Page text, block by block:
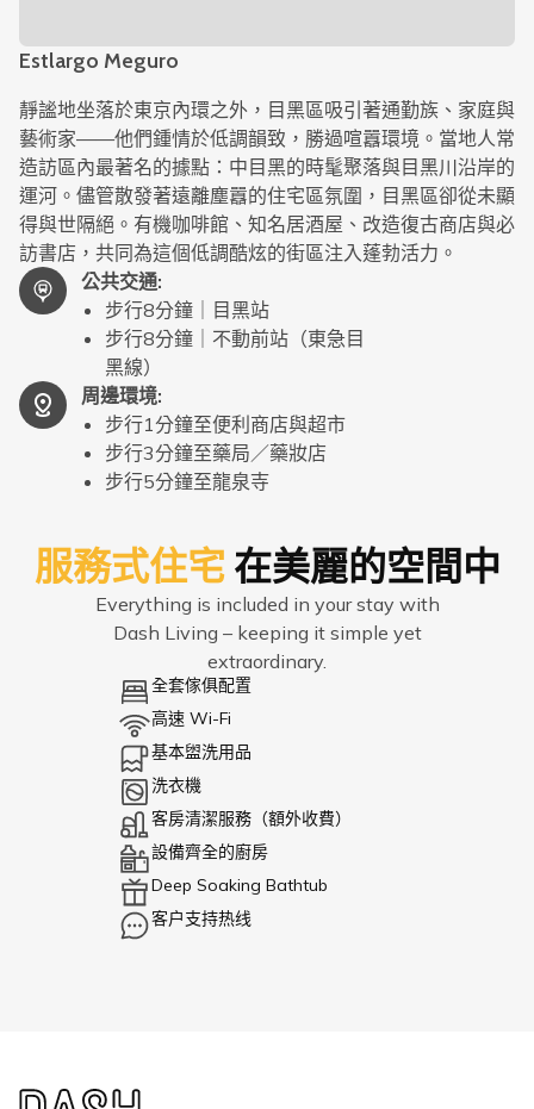
Estlargo Meguro
靜謐地坐落於東京內環之外，目黑區吸引著通勤族、家庭與
藝術家——他們鍾情於低調韻致，勝過喧囂環境。當地人常
造訪區內最著名的據點：中目黑的時髦聚落與目黑川沿岸的
運河。儘管散發著遠離塵囂的住宅區氛圍，目黑區卻從未顯
得與世隔絕。有機咖啡館、知名居酒屋、改造復古商店與必
訪書店，共同為這個低調酷炫的街區注入蓬勃活力。
公共交通:
步行8分鐘｜目黑站
步行8分鐘｜不動前站（東急目
黑線）
周邊環境:
步行1分鐘至便利商店與超市
步行3分鐘至藥局／藥妝店
步行5分鐘至龍泉寺
服務式住宅在美麗的空間中
Everything is included in your stay with
Dash Living – keeping it simple yet
extraordinary.
全套傢俱配置
高速 Wi-Fi
基本盥洗用品
洗衣機
客房清潔服務（額外收費）
設備齊全的廚房
Deep Soaking Bathtub
客户支持热线